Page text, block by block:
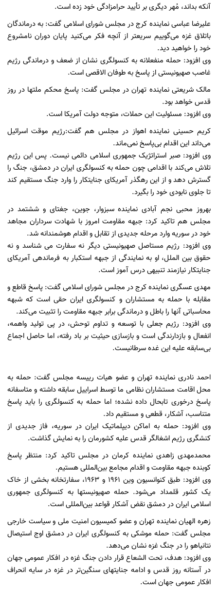
آنکه بداند، مُهر دیگری بر تأیید حرامزادگی خود زده است.
علیرضا عباسی نماینده کرج در مجلس شورای اسلامی گفت: به درماندگان
باتلاق غزه می‌گوییم سریعتر از آنچه فکر می‌کنید پایان دوران نامشروع
خود را خواهید دید.
وی افزود: حمله منفعلانه به کنسولگری نشان از ضعف و درماندگی رژیم
غاصب صهیونیستی از پاسخ به طوفان الاقصی است.
مالک شریعتی نماینده تهران در مجلس گفت: پاسخ محکم ملتها در روز
قدس خواهد بود.
وی افزود: مسئولیت این حملات، متوجه دولت آمریکا است. ‏
کریم حسینی نماینده اهواز در مجلس هم گفت:رژیم موقت اسرائیل
می‌داند این اقدام بی‌پاسخ نمی‌ماند.
وی افزود: صبر استراتژیک جمهوری اسلامی دائمی نیست. پس این رژیم
تلاش می‌کند با اقدامی چون حمله به کنسولگری ایران در دمشق، جنگ را
گسترش دهد و از این رهگذر آمریکای جنایتکار را وارد جنگ مستقیم کند
تا جلوی نابودی خود را بگیرد.
بهروز محبی نجم آبادی نماینده سبزوار، جوین، جغتای و ششتمد در
مجلس هم تاکید کرد: جبهه مقاومت امروز با شهادت سرداران مجاهد
خود در سوریه وارد مرحله جدیدی از تقابل و اقدام هوشمندانه شد. ‏
وی افزود: رژیم مستاصل صهیونیستی دیگر نه سفارت می شناسد و نه
حقوق بین الملل، او به نمایندگی از جبهه استکبار به فرماندهی آمریکای
جنایتکار نیازمند تنبیهی درس آموز است.
مهدی عسگری نماینده کرج در مجلس شورای اسلامی گفت: پاسخ قاطع و
مقابله با حمله به مستشاران و کنسولگری ایران حقی است که شبهه
محاسباتی آنها را باطل و درماندگی برابر جبهه مقاومت را تثبیت می‌کند.
وی افزود: رژیم جعلی با توسعه و تداوم توحش، در پی تولید واهمه،
انفعال و بازدارندگی است و بازسازی حیثیت بر باد رفته، اما حاصل اجماع
بی‌سابقه علیه این غده سرطانیست. ‏
احمد نادری نماینده تهران و عضو هیات رییسه مجلس گفت: حمله به
محل اقامت مستشاران نظامی ما توسط اسراییل سابقه داشته و متاسفانه
پاسخ درخوری تابحال داده نشده؛ اما حمله به کنسولگری را باید پاسخ
متناسب، آشکار، قطعی و مستقیم داد.
وی افزود: حمله به اماکن دیپلماتیک ایران در سوریه، فاز جدیدی از
کنشگری رژیم اشغالگر قدس علیه کشورمان را به نمایش گذاشت. ‏
محمدمهدی زاهدی نماینده کرمان در مجلس تاکید کرد: منتظر پاسخ
کوبنده جبهه مقاومت و اقدام مجامع بین‌المللی هستیم.
وی افزود: طبق کنوانسیون وین ۱۹۶۱ و ۱۹۶۳، سفارتخانه‌ بخشی از خاک
یک کشور قلمداد می‌شود. حمله صهیونیستها به کنسولگری جمهوری
اسلامی ایران در دمشق نقض آشکار قواعد بین‌المللی است.
زهره الهیان نماینده تهران و عضو کمیسیون امنیت ملی و سیاست خارجی
مجلس گفت: حمله موشکی به کنسولگری ایران در دمشق اوج استیصال
نتانیاهو را در جنگ غزه نشان می‌دهد.
وی افزود: ‏هدف، تحت الشعاع قرار دادن جنگ غزه در افکار عمومی جهان
در آستانه روز قدس و ادامه جنایتهای سنگین‌تر در غزه در سایه انحراف
افکار عمومی جهان است.